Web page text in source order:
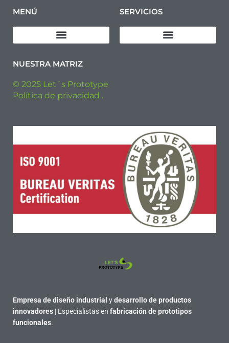
MENÚ SERVICIOS
NUESTRA MATRIZ
© 2025 Let´s Prototype
Política de privacidad .
Empresa de diseño industrial ydesarrollo de productos
innovadores | Especialistas en fabricación de prototipos
funcionales.